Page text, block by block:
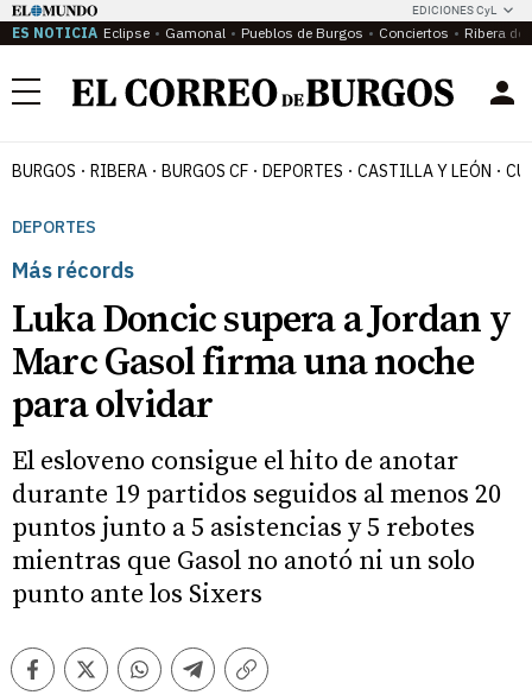
EDICIONES CyL
ES NOTICIA Eclipse Gamonal Pueblos de Burgos Conciertos Ribera del
Menú
BURGOS RIBERA BURGOS CF DEPORTES CASTILLA Y LEÓN
DEPORTES
Más récords
Luka Doncic supera a Jordan y
Marc Gasol firma una noche
para olvidar
El esloveno consigue el hito de anotar
durante 19 partidos seguidos al menos 20
puntos junto a 5 asistencias y 5 rebotes
mientras que Gasol no anotó ni un solo
punto ante los Sixers
FacebookTwitterWhatsappTelegramCopiar